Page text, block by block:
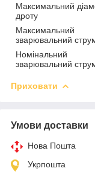
Максимальний
дроту
Максимальний
зварювальний
Номінальний
зварювальний
Приховати
Умови доставки
Нова Пошта
Укрпошта